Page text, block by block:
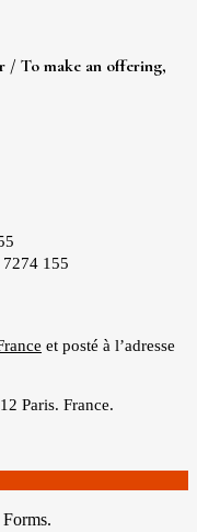
/ To make an offering,
7274 155
et posté à l’adresse
Paris. France.